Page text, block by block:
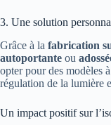
3. Une solution
Grâce à la fabrication
autoportante ou
opter pour des modèles
régulation de la lumière
Un impact positif sur